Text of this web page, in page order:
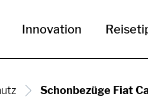
Innovation
Schonbezüge Fiat